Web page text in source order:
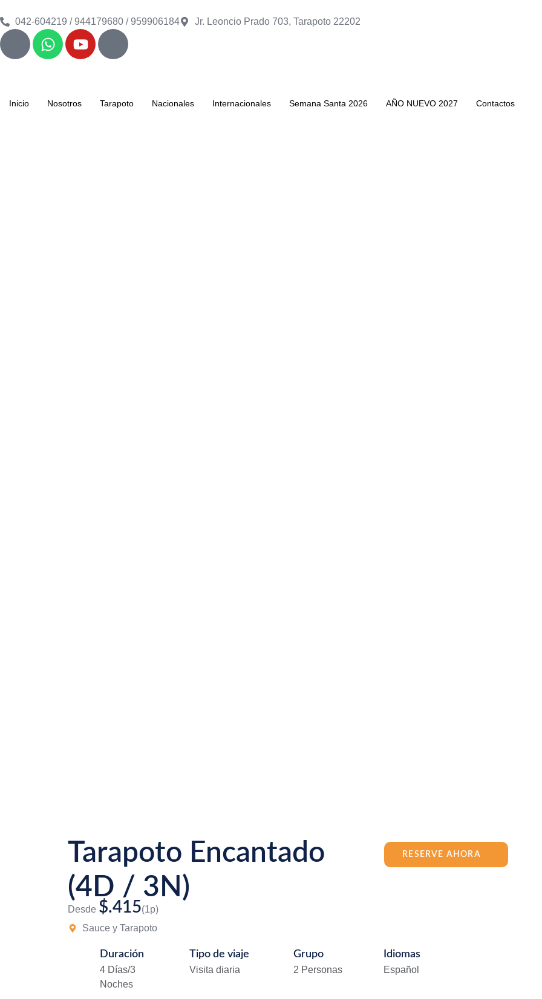
042-604219 / 944179680 / 959906184 Jr. Leoncio Prado 703, Tarapoto 22202
Inicio Nosotros Tarapoto Nacionales Internacionales Semana Santa 2026 AÑO NUEVO 2027 Contactos
Tarapoto Encantado
(4D / 3N)
Desde $.415(1p)
Sauce y Tarapoto
RESERVE AHORA
Duración
4 Días/3
Noches
Tipo de viaje
Visita diaria
Grupo
2 Personas
Idiomas
Español